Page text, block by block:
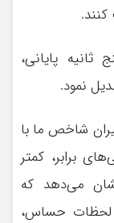
پایانی،
نمود.
شاخص ما با
برابر، کمتر
می‌دهد که
لحظات حساس،